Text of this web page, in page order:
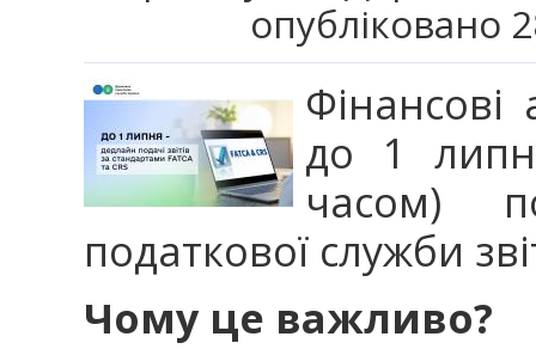
опубліковано
Фінансові
до 1
часом)
податкової служби
Чому це важливо?